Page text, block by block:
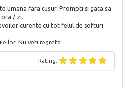
umana fara cusur. Prompti si gata sa
/ zi.
curente cu tot felul de softuri
lor. Nu veti regreta.
Rating: